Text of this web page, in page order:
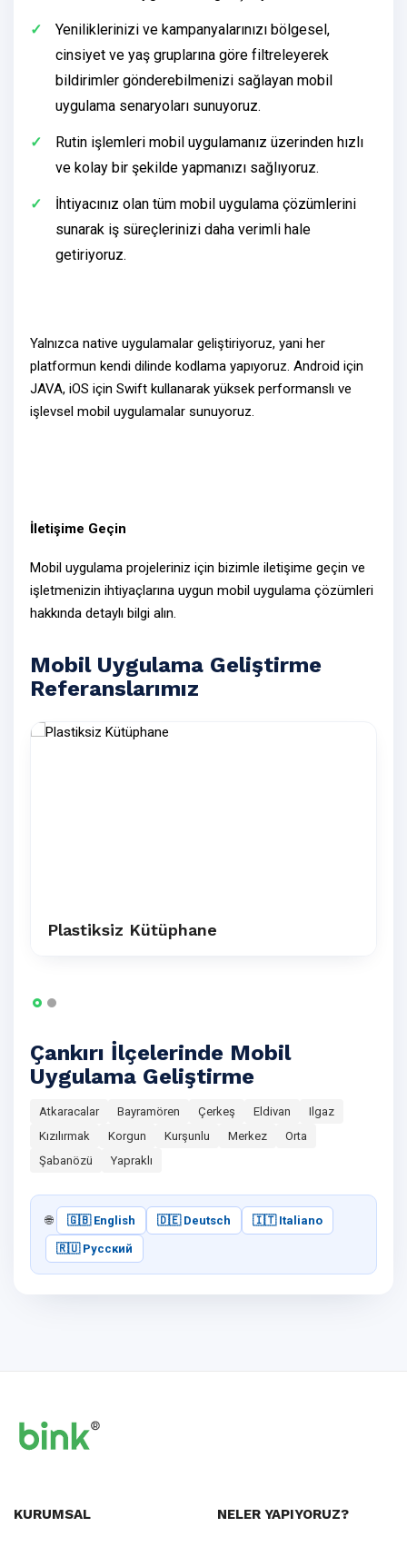
Yeniliklerinizi ve kampanyalarınızı bölgesel,
cinsiyet ve yaş gruplarına göre filtreleyerek
bildirimler gönderebilmenizi sağlayan mobil
uygulama senaryoları sunuyoruz.
Rutin işlemleri mobil uygulamanız üzerinden hızlı
ve kolay bir şekilde yapmanızı sağlıyoruz.
İhtiyacınız olan tüm mobil uygulama çözümlerini
sunarak iş süreçlerinizi daha verimli hale
getiriyoruz.
Yalnızca native uygulamalar geliştiriyoruz, yani her
platformun kendi dilinde kodlama yapıyoruz. Android için
JAVA, iOS için Swift kullanarak yüksek performanslı ve
işlevsel mobil uygulamalar sunuyoruz.
İletişime Geçin
Mobil uygulama projeleriniz için bizimle iletişime geçin ve
işletmenizin ihtiyaçlarına uygun mobil uygulama çözümleri
hakkında detaylı bilgi alın.
Mobil Uygulama Geliştirme
Referanslarımız
Plastiksiz Kütüphane
Çankırı İlçelerinde Mobil
Uygulama Geliştirme
Atkaracalar Bayramören Çerkeş Eldivan
Ilgaz
Kızılırmak
Korgun Kurşunlu Merkez
Orta
Şabanözü
Yapraklı
🌐 🇬🇧 English 🇩🇪 Deutsch 🇮🇹 Italiano
🇷🇺 Русский
KURUMSAL NELER YAPIYORUZ?